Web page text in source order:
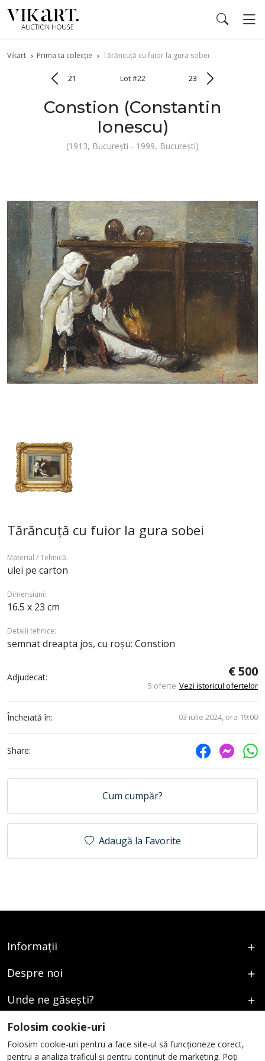
Vikart Prima ta colecție Tărăncuță cu fuior la gura sobei
21 Lot #22 23
Constion (Constantin
Ionescu)
(1913, Bucureşti - 1999, Bucureşti)
Tărăncuță cu fuior la gura sobei
Material / Tehnică:
ulei pe carton
Dimensiuni:
16.5 x 23 cm
Detalii tehnice:
semnat dreapta jos, cu roșu: Constion
Adjudecat: € 500
5 oferte Vezi istoricul ofertelor
Încheiată în: 03 iulie 2024, ora 19:00
Share:
Cum cumpăr?
Adaugă la Favorite
Informații
Despre noi
Unde ne găsești?
Urmați-ne
Folosim cookie-uri
Folosim cookie-uri pentru a face site-ul să funcționeze corect,
pentru a analiza traficul și pentru conținut de marketing. Poți